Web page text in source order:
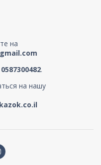
на
0587300482.
на нашу